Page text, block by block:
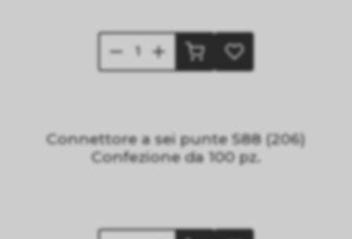
Connettore a sei punte S88 (206)
Confezione da 100 pz.